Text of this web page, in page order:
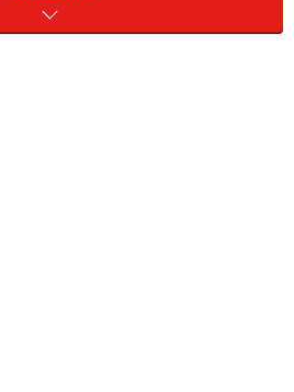
秒 ISO400 焦点距離
音小路飲食店街」 夕暮れ時の静